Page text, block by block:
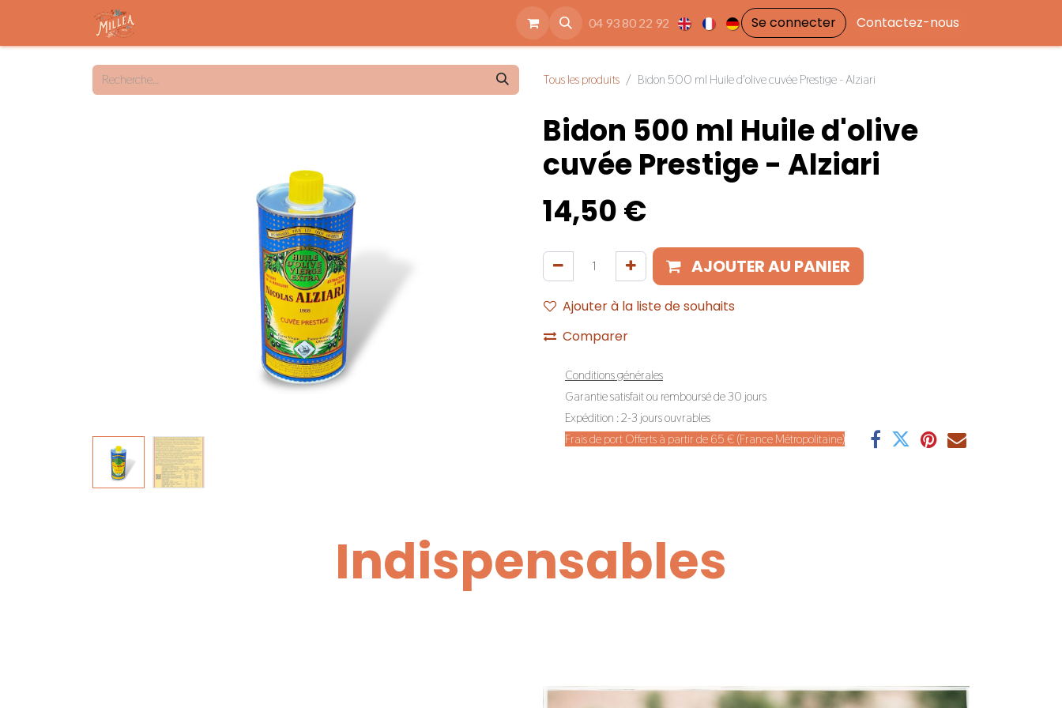
Qui sommes nous Nos engagements
04 93 80 22 92 Se connecter Contactez-nous
Tous les produits Bidon 500 ml Huile d'olive cuvée Prestige - Alziari
Bidon 500 ml Huile d'olive
cuvée Prestige - Alziari
14,50€
AJOUTER AU PANIER
Ajouter à la liste de souhaits
Comparer
Conditions générales
Garantie satisfait ou remboursé de 30 jours
Expédition : 2-3 jours ouvrables
Frais de port Offerts à partir de 65 € (France Métropolitaine)
Indispensables